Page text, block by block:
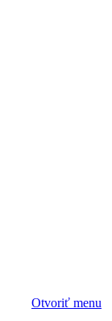
Otvoriť menu